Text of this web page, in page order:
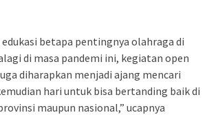
betapa pentingnya olahraga di
di masa pandemi ini, kegiatan open
diharapkan menjadi ajang mencari
hari untuk bisa bertanding baik di
maupun nasional,” ucapnya